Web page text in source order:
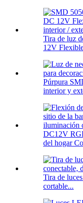
Tira de luz
12V
Púrpura
interior y
DC12V
del hogar
Tira de
cortable...